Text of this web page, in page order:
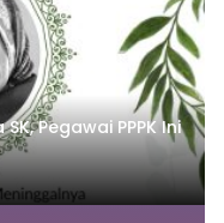
Pegawai PPPK Ini